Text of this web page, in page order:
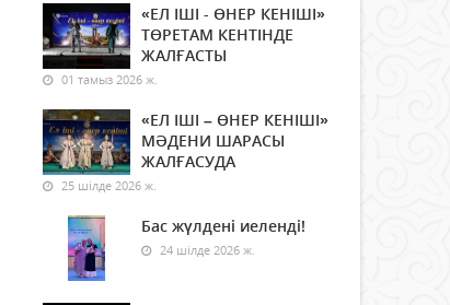
«ЕЛ ІШІ - ӨНЕР КЕНІШІ»
ТӨРЕТАМ КЕНТІНДЕ
ЖАЛҒАСТЫ
01 тамыз 2026 ж.
«ЕЛ ІШІ – ӨНЕР КЕНІШІ»
МӘДЕНИ ШАРАСЫ
ЖАЛҒАСУДА
25 шілде 2026 ж.
Бас жүлдені иеленді!
24 шілде 2026 ж.